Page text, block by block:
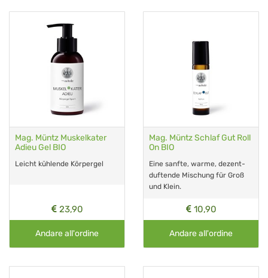
Mag. Müntz Muskelkater
Adieu Gel BIO
Leicht kühlende Körpergel
23,90
Andare all'ordine
Mag. Müntz Schlaf Gut Roll
On BIO
Eine sanfte, warme, dezent-
duftende Mischung für Groß
und Klein.
10,90
Andare all'ordine